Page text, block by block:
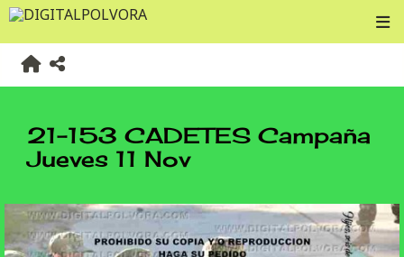
21-153 CADETES Campaña
Jueves 11 Nov